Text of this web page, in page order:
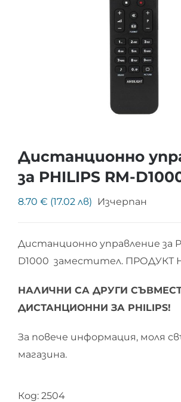
Дистанционно
за PHILIPS RM-
8.70 € (17.02 лв) Изчерпан
Дистанционно управление за
D1000 заместител. ПРОДУКТ
НАЛИЧНИ СА ДРУГИ
ДИСТАНЦИОННИ ЗА PHILIPS!
За повече информация, моля
магазина.
Код: 2504